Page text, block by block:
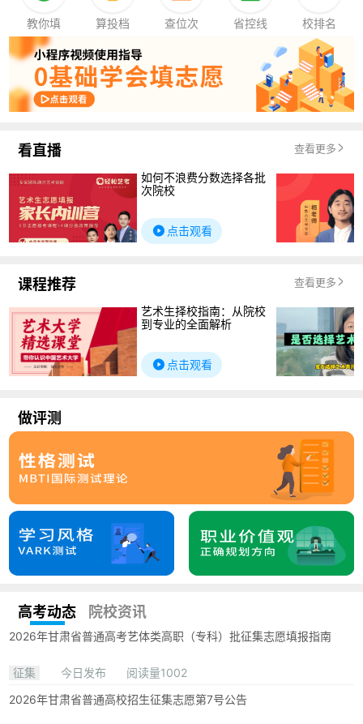
教你填 算投档 查位次 省控线 校排名
看直播 查看更多
如何不浪费分数选择各批
次院校
点击观看
课程推荐 查看更多
艺术生择校指南：从院校
到专业的全面解析
点击观看
做评测
高考动态 院校资讯
2026年甘肃省普通高考艺体类高职（专科）批征集志愿填报指南
征集 今日发布
阅读量1002
2026年甘肃省普通高校招生征集志愿第7号公告